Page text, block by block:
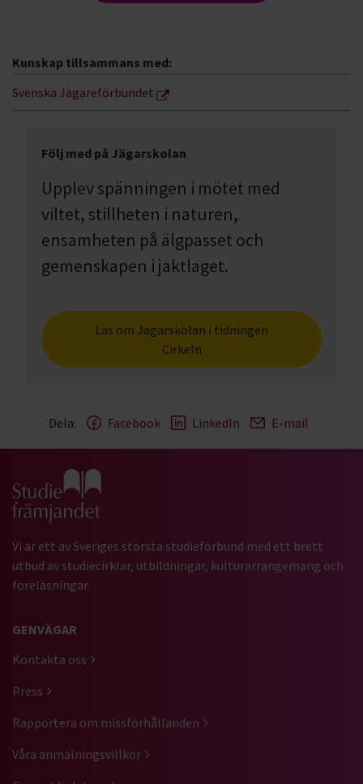
Kunskap tillsammans med:
Svenska Jägareförbundet
Följ med på Jägarskolan
Upplev spänningen i mötet med
viltet, stillheten i naturen,
ensamheten på älgpasset och
gemenskapen i jaktlaget.
Läs om Jägarskolan i tidningen
Cirkeln
Dela: Facebook LinkedIn E-mail
Gå till studiefrämjandets startsida
Vi är ett av Sveriges största studieförbund med ett brett
utbud av studiecirklar, utbildningar, kulturarrangemang och
föreläsningar.
GENVÄGAR
Kontakta oss
Press
Rapportera om missförhållanden
Våra anmälningsvillkor